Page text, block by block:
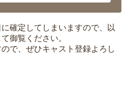
確定してしまいますので、以
御覧ください。
で、ぜひキャスト登録よろし